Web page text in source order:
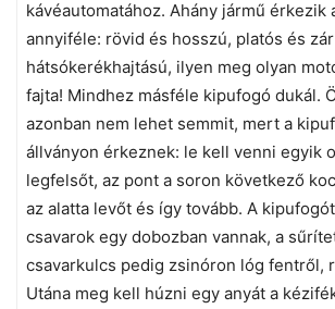
kávéautomatához. Ahány jármű érkezik
annyiféle: rövid és hosszú, platós és
hátsókerékhajtású, ilyen meg olyan
fajta! Mindhez másféle kipufogó dukál.
azonban nem lehet semmit, mert a
állványon érkeznek: le kell venni egyik
legfelsőt, az pont a soron következő
az alatta levőt és így tovább. A
csavarok egy dobozban vannak, a
csavarkulcs pedig zsinóron lóg fentről,
Utána meg kell húzni egy anyát a